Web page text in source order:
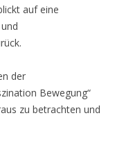
auf eine
der
Bewegung“
zu betrachten und